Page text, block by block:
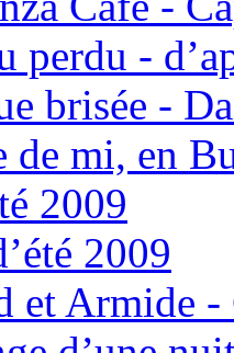
perdu -
brisée -
de mi, en
2009
2009
et Armide -